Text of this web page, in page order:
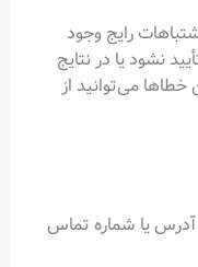
رایج وجود
نشود یا در نتایج
می‌توانید از
آدرس یا شماره تماس